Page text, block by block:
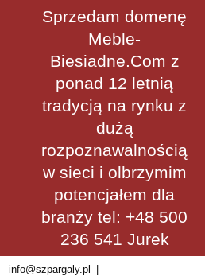
Sprzedam domenę
Meble-
Biesiadne.Com z
ponad 12 letnią
tradycją na rynku z
dużą
rozpoznawalnością
w sieci i olbrzymim
potencjałem dla
branży tel: +48 500
236 541 Jurek
info@szpargaly.pl